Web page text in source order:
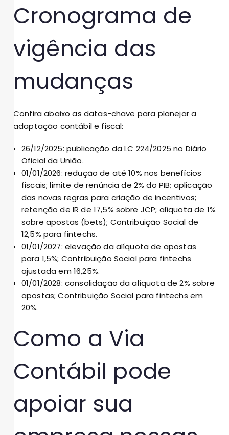
Cronograma de
vigência das
mudanças
Confira abaixo as datas-chave para planejar a
adaptação contábil e fiscal:
26/12/2025: publicação da LC 224/2025 no Diário
Oficial da União.
01/01/2026: redução de até 10% nos benefícios
fiscais; limite de renúncia de 2% do PIB; aplicação
das novas regras para criação de incentivos;
retenção de IR de 17,5% sobre JCP; alíquota de 1%
sobre apostas (bets); Contribuição Social de
12,5% para fintechs.
01/01/2027: elevação da alíquota de apostas
para 1,5%; Contribuição Social para fintechs
ajustada em 16,25%.
01/01/2028: consolidação da alíquota de 2% sobre
apostas; Contribuição Social para fintechs em
20%.
Como a Via
Contábil pode
apoiar sua